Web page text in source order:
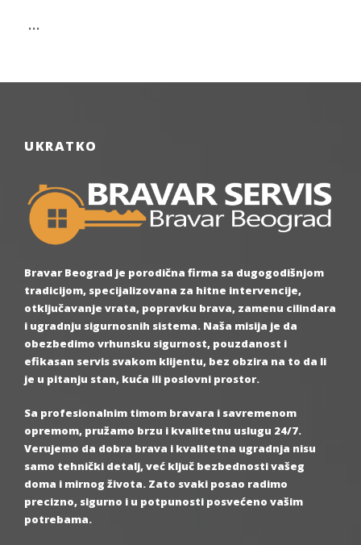
…
UKRATKO
Bravar Beograd je porodična firma sa dugogodišnjom
tradicijom, specijalizovana za hitne intervencije,
otključavanje vrata, popravku brava, zamenu cilindara
i ugradnju sigurnosnih sistema. Naša misija je da
obezbedimo vrhunsku sigurnost, pouzdanost i
efikasan servis svakom klijentu, bez obzira na to da li
je u pitanju stan, kuća ili poslovni prostor.
Sa profesionalnim timom bravara i savremenom
opremom, pružamo brzu i kvalitetnu uslugu 24/7.
Verujemo da dobra brava i kvalitetna ugradnja nisu
samo tehnički detalj, već ključ bezbednosti vašeg
doma i mirnog života. Zato svaki posao radimo
precizno, sigurno i u potpunosti posvećeno vašim
potrebama.